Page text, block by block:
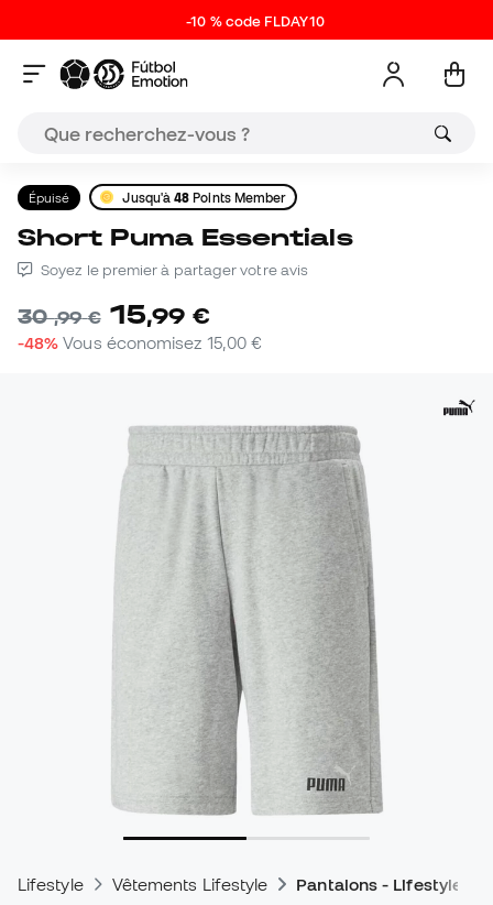
-10 % code FLDAY10
Épuisé Jusqu'à48 Points Member
Short Puma Essentials
Soyez le premier à partager votre avis
30,99 € 15,99 €
-48% Vous économisez 15,00 €
Lifestyle Vêtements Lifestyle Pantalons - Lifestyle